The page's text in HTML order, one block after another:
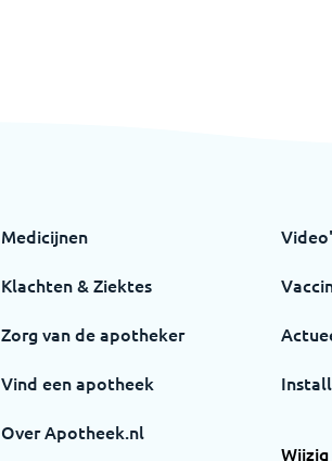
Medicijnen
Klachten & Ziektes
Zorg van de apotheker
Vind een apotheek
Over Apotheek.nl